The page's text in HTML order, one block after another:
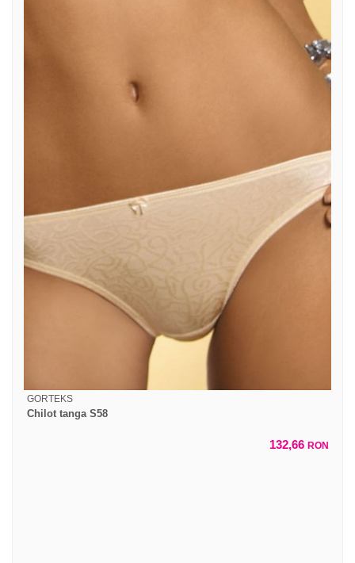
GORTEKS
Chilot tanga S58
132,66 RON